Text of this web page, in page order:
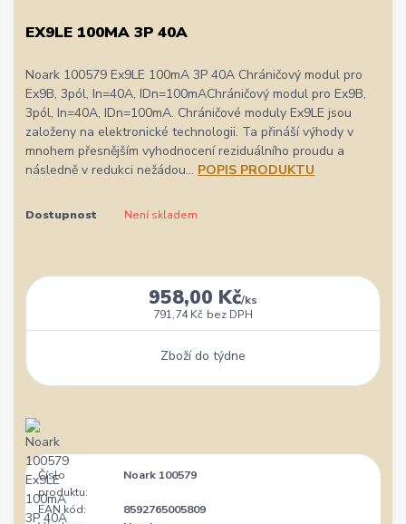
EX9LE 100MA 3P 40A
Noark 100579 Ex9LE 100mA 3P 40A Chráničový modul pro
Ex9B, 3pól, In=40A, IDn=100mAChráničový modul pro Ex9B,
3pól, In=40A, IDn=100mA. Chráničové moduly Ex9LE jsou
založeny na elektronické technologii. Ta přináší výhody v
mnohem přesnějším vyhodnocení reziduálního proudu a
následně v redukci nežádou... POPIS PRODUKTU
Dostupnost Není skladem
958,00 Kč/ks
791,74 Kč bez DPH
Zboží do týdne
Číslo
produktu:
Noark 100579
EAN kód:
8592765005809